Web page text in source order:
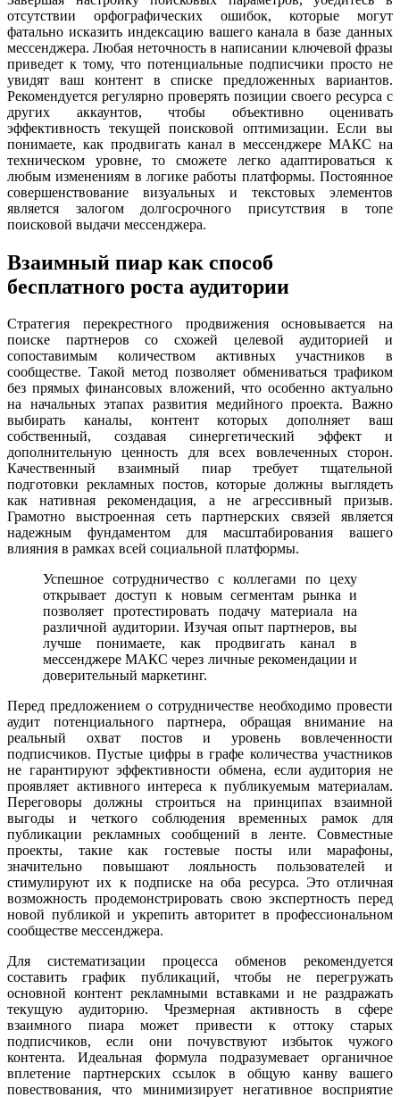
отсутствии орфографических ошибок, которые могут
фатально исказить индексацию вашего канала в базе данных
мессенджера. Любая неточность в написании ключевой фразы
приведет к тому, что потенциальные подписчики просто не
увидят ваш контент в списке предложенных вариантов.
Рекомендуется регулярно проверять позиции своего ресурса с
других аккаунтов, чтобы объективно оценивать
эффективность текущей поисковой оптимизации. Если вы
понимаете, как продвигать канал в мессенджере МАКС на
техническом уровне, то сможете легко адаптироваться к
любым изменениям в логике работы платформы. Постоянное
совершенствование визуальных и текстовых элементов
является залогом долгосрочного присутствия в топе
поисковой выдачи мессенджера.
Взаимный пиар как способ
бесплатного роста аудитории
Стратегия перекрестного продвижения основывается на
поиске партнеров со схожей целевой аудиторией и
сопоставимым количеством активных участников в
сообществе. Такой метод позволяет обмениваться трафиком
без прямых финансовых вложений, что особенно актуально
на начальных этапах развития медийного проекта. Важно
выбирать каналы, контент которых дополняет ваш
собственный, создавая синергетический эффект и
дополнительную ценность для всех вовлеченных сторон.
Качественный взаимный пиар требует тщательной
подготовки рекламных постов, которые должны выглядеть
как нативная рекомендация, а не агрессивный призыв.
Грамотно выстроенная сеть партнерских связей является
надежным фундаментом для масштабирования вашего
влияния в рамках всей социальной платформы.
Успешное сотрудничество с коллегами по цеху
открывает доступ к новым сегментам рынка и
позволяет протестировать подачу материала на
различной аудитории. Изучая опыт партнеров, вы
лучше понимаете, как продвигать канал в
мессенджере МАКС через личные рекомендации и
доверительный маркетинг.
Перед предложением о сотрудничестве необходимо провести
аудит потенциального партнера, обращая внимание на
реальный охват постов и уровень вовлеченности
подписчиков. Пустые цифры в графе количества участников
не гарантируют эффективности обмена, если аудитория не
проявляет активного интереса к публикуемым материалам.
Переговоры должны строиться на принципах взаимной
выгоды и четкого соблюдения временных рамок для
публикации рекламных сообщений в ленте. Совместные
проекты, такие как гостевые посты или марафоны,
значительно повышают лояльность пользователей и
стимулируют их к подписке на оба ресурса. Это отличная
возможность продемонстрировать свою экспертность перед
новой публикой и укрепить авторитет в профессиональном
сообществе мессенджера.
Для систематизации процесса обменов рекомендуется
составить график публикаций, чтобы не перегружать
основной контент рекламными вставками и не раздражать
текущую аудиторию. Чрезмерная активность в сфере
взаимного пиара может привести к оттоку старых
подписчиков, если они почувствуют избыток чужого
контента. Идеальная формула подразумевает органичное
вплетение партнерских ссылок в общую канву вашего
повествования, что минимизирует негативное восприятие